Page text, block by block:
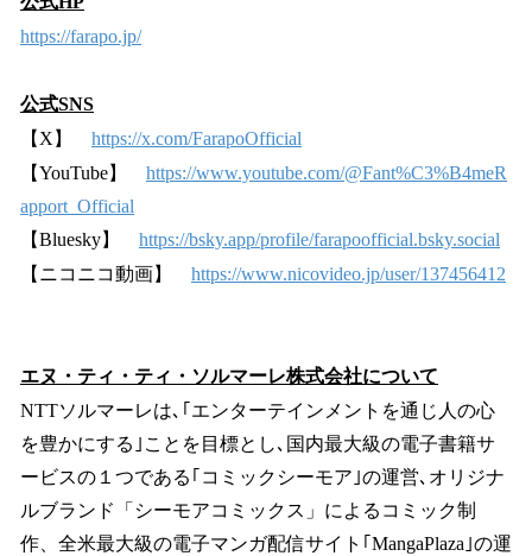
https://farapo.jp/
公式SNS
【X】 https://x.com/FarapoOfficial
【YouTube】 https://www.youtube.com/@Fant%C3%B4meR
apport_Official
【Bluesky】 https://bsky.app/profile/farapoofficial.bsky.social
【ニコニコ動画】 https://www.nicovideo.jp/user/137456412
エヌ・ティ・ティ・ソルマーレ株式会社について
NTTソルマーレは､｢エンターテインメントを通じ人の心
を豊かにする｣ことを目標とし､国内最大級の電子書籍サ
ービスの１つである｢コミックシーモア｣の運営､オリジナ
ルブランド「シーモアコミックス」によるコミック制
作、全米最大級の電子マンガ配信サイト｢MangaPlaza｣の運